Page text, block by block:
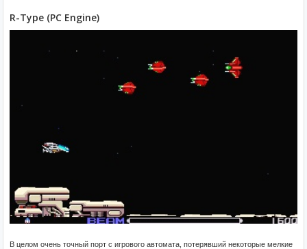
R-Type (PC Engine)
В целом очень точный порт с игрового автомата, потерявший некоторые мелкие